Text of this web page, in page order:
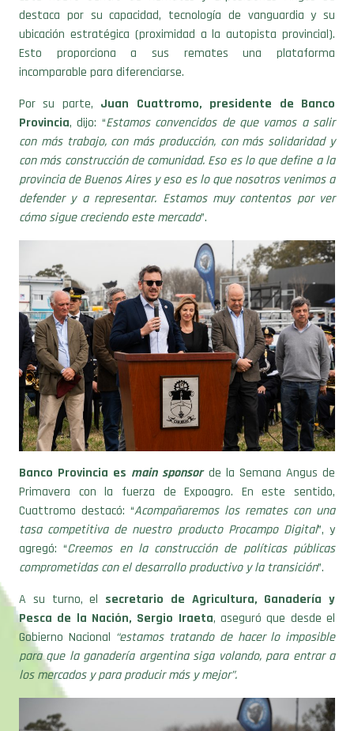
ubicación estratégica (proximidad a la autopista provincial).
Esto proporciona a sus remates una plataforma
incomparable para diferenciarse.
Por su parte,Juan Cuattromo, presidente de Banco
Provincia, dijo: “Estamos convencidos de que vamos a salir
con más trabajo, con más producción, con más solidaridad y
con más construcción de comunidad. Eso es lo que define a la
provincia de Buenos Aires y eso es lo que nosotros venimos a
defender y a representar. Estamos muy contentos por ver
cómo sigue creciendo este mercado”.
Banco Provincia esmain sponsorde la Semana Angus de
Primavera con la fuerza de Expoagro. En este sentido,
Cuattromo destacó: “Acompañaremos los remates con una
tasa competitiva de nuestro producto Procampo Digital ”, y
agregó: “Creemos en la construcción de políticas públicas
comprometidas con el desarrollo productivo y la transición”.
A su turno, elsecretario de Agricultura, Ganadería y
Pesca de la Nación, Sergio Iraeta, aseguró que desde el
Gobierno Nacional“estamos tratando de hacer lo imposible
para que la ganadería argentina siga volando, para entrar a
los mercados y para producir más y mejor”.